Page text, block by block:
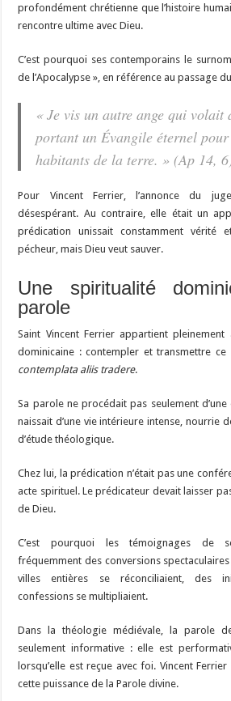
profondément chrétienne que l’histoire
rencontre ultime avec Dieu.
C’est pourquoi ses contemporains le
de l’Apocalypse », en référence au passage
« Je vis un autre ange qui volait
portant un Évangile éternel
habitants de la terre. » (Ap 14,
Pour Vincent Ferrier, l’annonce du
désespérant. Au contraire, elle était un
prédication unissait constamment vérité
pécheur, mais Dieu veut sauver.
Une spiritualité
parole
Saint Vincent Ferrier appartient
dominicaine : contempler et transmettre
contemplata aliis tradere.
Sa parole ne procédait pas seulement d’une
naissait d’une vie intérieure intense, nourrie
d’étude théologique.
Chez lui, la prédication n’était pas une
acte spirituel. Le prédicateur devait laisser
de Dieu.
C’est pourquoi les témoignages de
fréquemment des conversions
villes entières se réconciliaient, des
confessions se multipliaient.
Dans la théologie médiévale, la parole
seulement informative : elle est
lorsqu’elle est reçue avec foi. Vincent
cette puissance de la Parole divine.